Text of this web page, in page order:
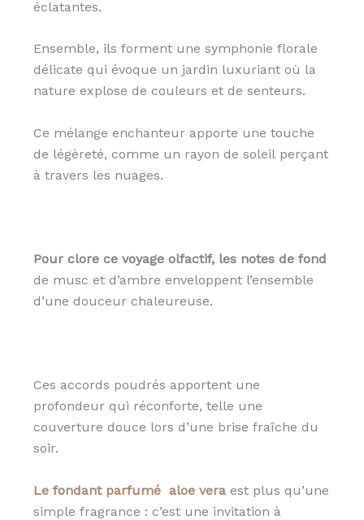
éclatantes.
Ensemble, ils forment une symphonie florale
délicate qui évoque un jardin luxuriant où la
nature explose de couleurs et de senteurs.
Ce mélange enchanteur apporte une touche
de légèreté, comme un rayon de soleil perçant
à travers les nuages.
Pour clore ce voyage olfactif, les notes de fond
de musc et d’ambre enveloppent l’ensemble
d’une douceur chaleureuse.
Ces accords poudrés apportent une
profondeur qui réconforte, telle une
couverture douce lors d’une brise fraîche du
soir.
Le fondant parfumé aloe vera est plus qu’une
simple fragrance : c’est une invitation à